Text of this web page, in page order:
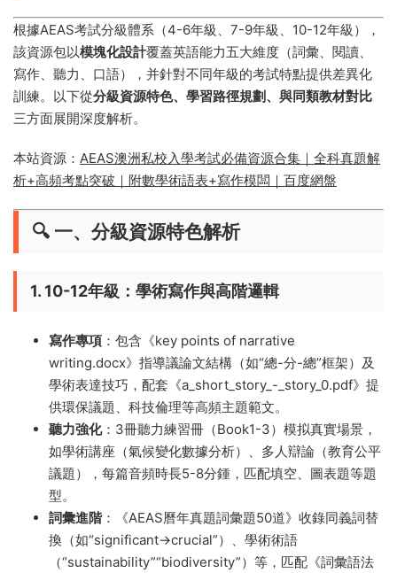
根據AEAS考試分級體系（4-6年級、7-9年級、10-12年級），
該資源包以​​模塊化設計​​覆蓋英語能力五大維度（詞彙、閱讀、
寫作、聽力、口語），并針對不同年級的考試特點提供差異化
訓練。以下從​​分級資源特色、學習路徑規劃、與同類教材對比​
三方面展開深度解析。
本站資源： AEAS澳洲私校入學考試必備資源合集｜全科真題解
析+高頻考點突破｜附數學術語表+寫作模闆｜百度網盤
🔍 ​ ​一、分級資源特色解析​
​1. 10-12年級：學術寫作與高階邏輯​
​寫作專項​ ​：包含《key points of narrative
writing.docx》指導議論文結構（如“總-分-總”框架）及
學術表達技巧，配套《a_short_story_-_story_0.pdf》提
供環保議題、科技倫理等高頻主題範文。
​聽力強化​​：3冊聽力練習冊（Book1-3）模拟真實場景，
如學術講座（氣候變化數據分析）、多人辯論（教育公平
議題），每篇音頻時長5-8分鍾，匹配填空、圖表題等題
型。
​詞彙進階​​：《AEAS曆年真題詞彙題50道》收錄同義詞替
換（如“significant→crucial”）、學術術語
（“sustainability”“biodiversity”）等，匹配《詞彙語法